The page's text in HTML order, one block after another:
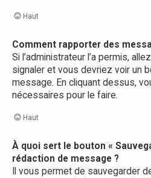
Haut
Comment rapporter des
Si l’administrateur l’a permis,
signaler et vous devriez voir un
message. En cliquant dessus,
nécessaires pour le faire.
Haut
À quoi sert le bouton «
rédaction de message ?
Il vous permet de sauvegarder